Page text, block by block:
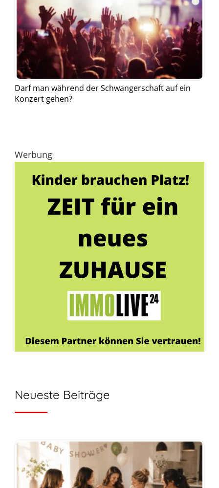
Darf man während der Schwangerschaft auf ein
Konzert gehen?
Werbung
Neueste Beiträge